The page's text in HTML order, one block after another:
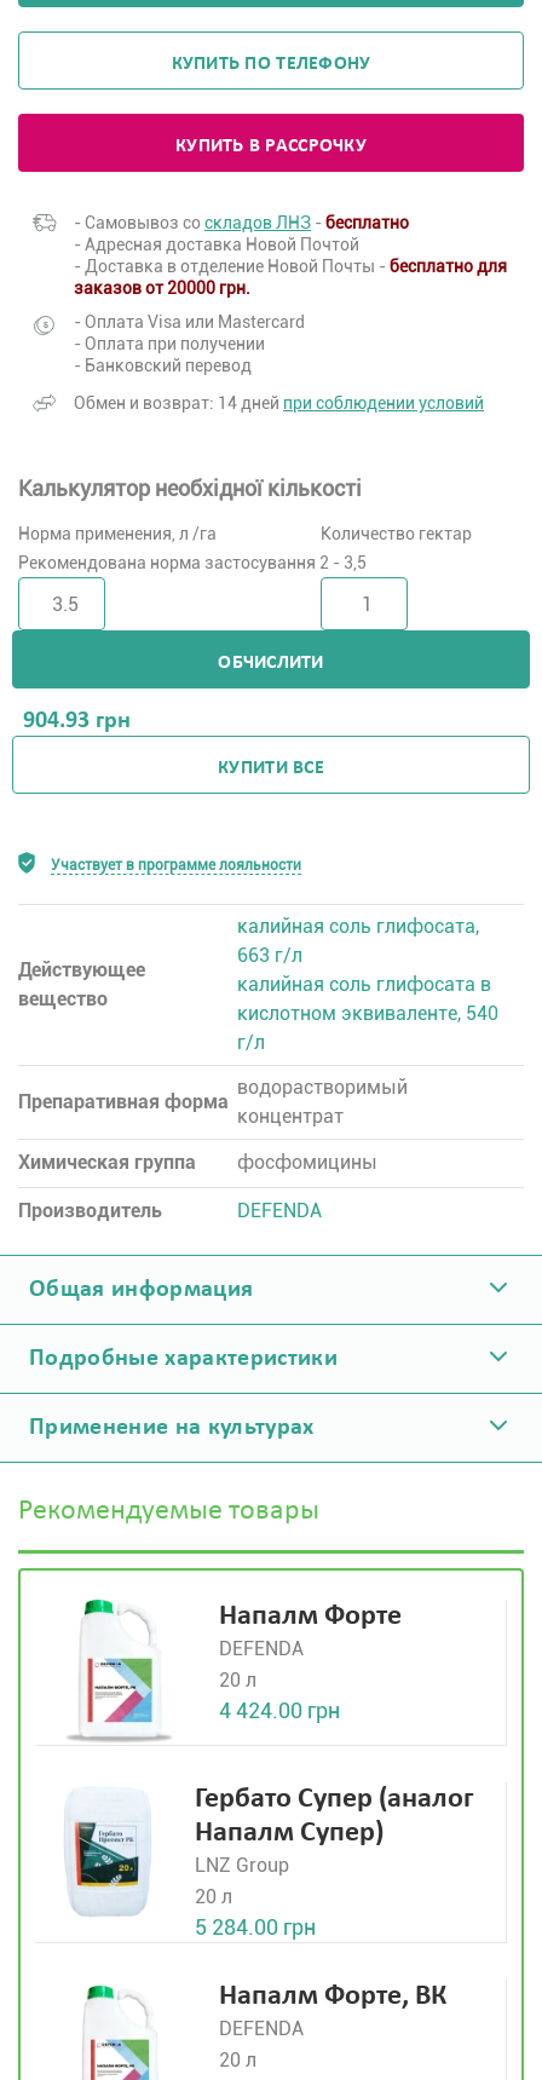
КУПИТЬ ПО ТЕЛЕФОНУ
КУПИТЬ В РАССРОЧКУ
- Самовывоз соскладов ЛНЗ - бесплатно
- Адресная доставка Новой Почтой
- Доставка в отделение Новой Почты - бесплатно для
заказов от 20000 грн.
- Оплата Visa или Mastercard
- Оплата при получении
- Банковский перевод
Обмен и возврат: 14 дней при соблюдении условий
Калькулятор необхідної кількості
Норма применения, л /га
Количество гектар
Рекомендована норма застосування 2 - 3,5
ОБЧИСЛИТИ
904.93 грн
КУПИТИ ВСЕ
Участвует в программе лояльности
Действующее
вещество
калийная соль глифосата,
663 г/л
калийная соль глифосата в
кислотном эквиваленте, 540
г/л
Препаративная форма
водорастворимый
концентрат
Химическая группа
фосфомицины
Производитель DEFENDA
Общая информация
Подробные характеристики
Применение на культурах
Рекомендуемые товары
Напалм Форте
DEFENDA
20 л
4 424.00 грн
Гербато Супер (аналог
Напалм Супер)
LNZ Group
20 л
5 284.00 грн
Напалм Форте, ВК
DEFENDA
20 л